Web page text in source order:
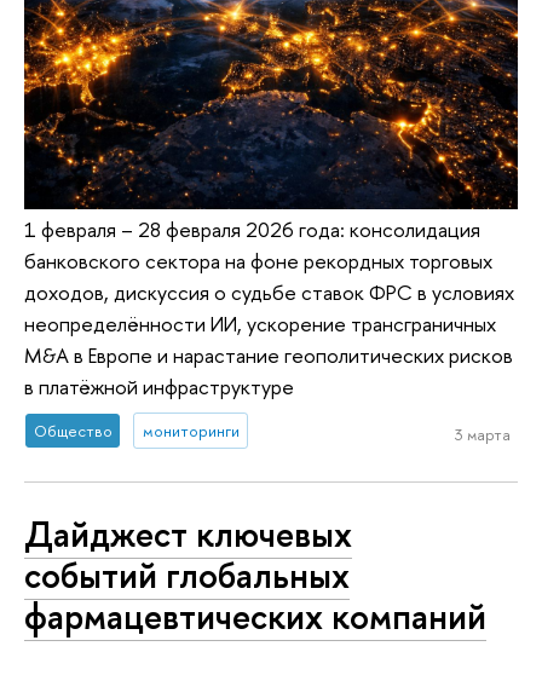
1 февраля – 28 февраля 2026 года: консолидация
банковского сектора на фоне рекордных торговых
доходов, дискуссия о судьбе ставок ФРС в условиях
неопределённости ИИ, ускорение трансграничных
M&A в Европе и нарастание геополитических рисков
в платёжной инфраструктуре
Общество мониторинги 3 марта
Дайджест ключевых
событий глобальных
фармацевтических компаний